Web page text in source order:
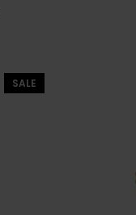
SALE